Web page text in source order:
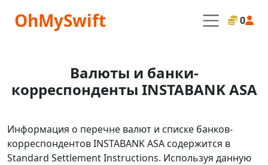
OhMySwift 0
Валюты и банки-
корреспонденты INSTABANK ASA
Информация о перечне валют и списке банков-
корреспондентов INSTABANK ASA содержится в
Standard Settlement Instructions. Используя данную